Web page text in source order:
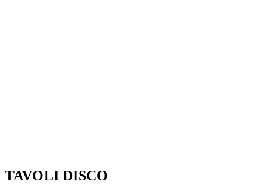
TAVOLI DISCO